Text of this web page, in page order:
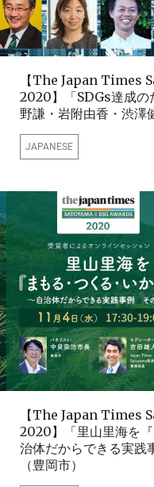
【The Japan Times
2020】「SDGs達成の
野謙・岩附由香・渋澤
JAPANESE
【The Japan Times
2020】「里山里海を
治体だからできる実践
（豊岡市）